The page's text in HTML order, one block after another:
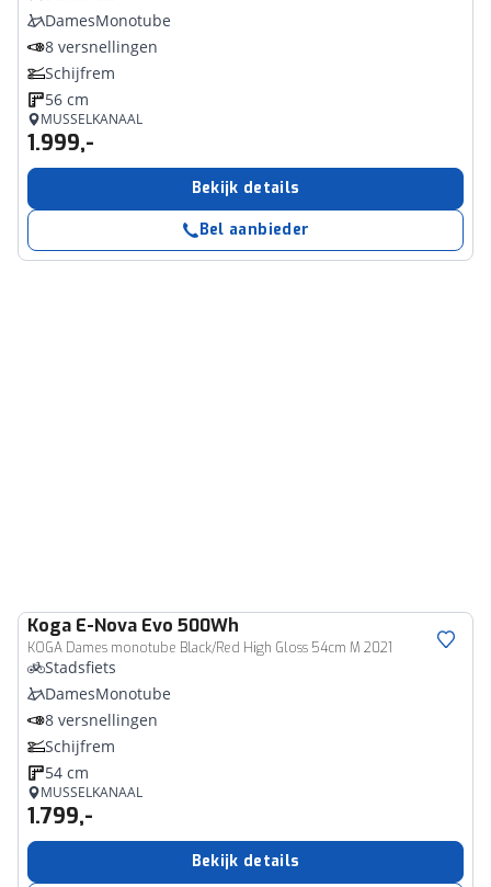
DamesMonotube
8 versnellingen
Schijfrem
56 cm
MUSSELKANAAL
1.999,-
Bekijk details
Bel aanbieder
Koga E-Nova Evo 500Wh
KOGA Dames monotube Black/Red High Gloss 54cm M 2021
Stadsfiets
DamesMonotube
8 versnellingen
Schijfrem
54 cm
MUSSELKANAAL
1.799,-
Bekijk details